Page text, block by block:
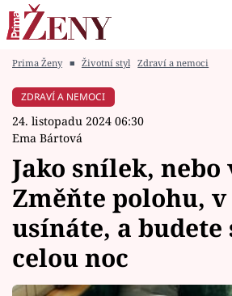
Módní alarm
Zrádci
Témata
Celebrity
Vztahy
Prima Ženy ■ Životní styl Zdraví a nemoci
ZDRAVÍ A NEMOCI
24. listopadu 2024 06:30
Ema Bártová
Jako snílek, nebo
Změňte polohu,
usínáte, a budete
celou noc